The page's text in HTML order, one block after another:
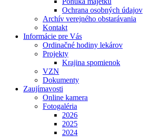
Ochrana osobných údajov
Archív verejného obstarávania
Kontakt
Informácie pre Vás
Ordinačné hodiny lekárov
Projekty
Krajina spomienok
VZN
Dokumenty
Zaujímavosti
Online kamera
Fotogaléria
2026
2025
2024